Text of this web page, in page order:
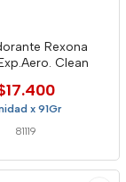
Rexona
Clean
x 91Gr
81119